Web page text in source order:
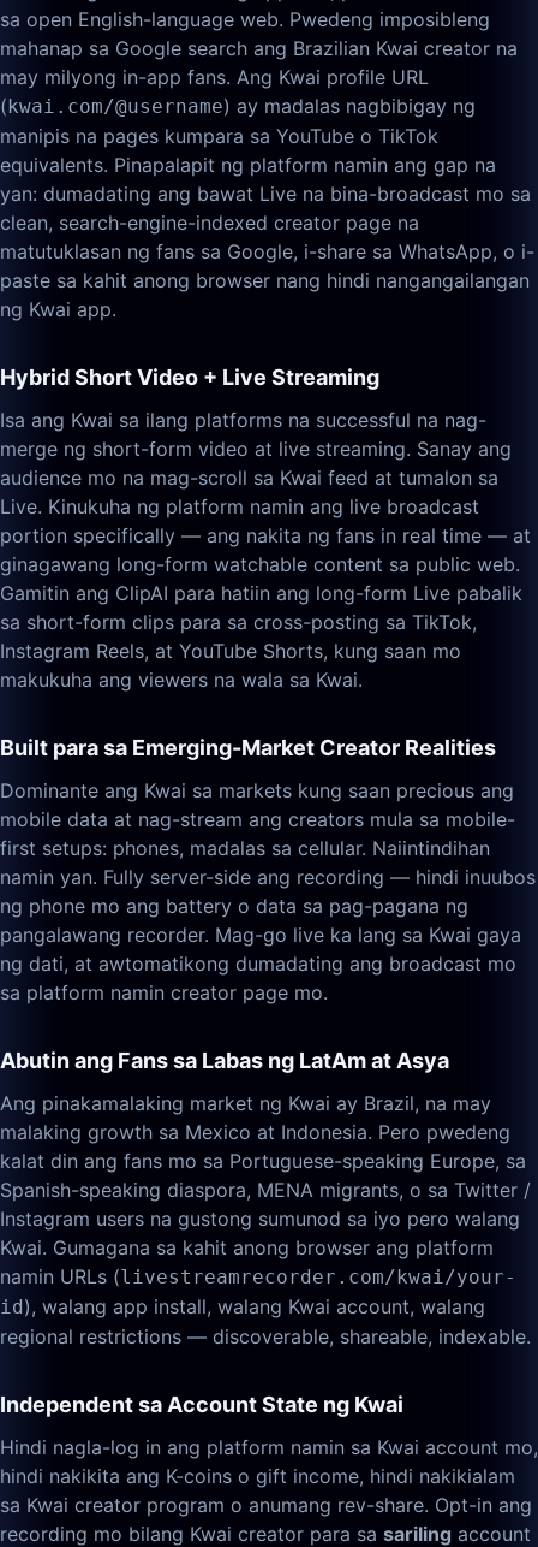
sa open English-language web. Pwedeng imposibleng
mahanap sa Google search ang Brazilian Kwai creator na
may milyong in-app fans. Ang Kwai profile URL
(kwai.com/@username) ay madalas nagbibigay ng
manipis na pages kumpara sa YouTube o TikTok
equivalents. Pinapalapit ng platform namin ang gap na
yan: dumadating ang bawat Live na bina-broadcast mo sa
clean, search-engine-indexed creator page na
matutuklasan ng fans sa Google, i-share sa WhatsApp, o i-
paste sa kahit anong browser nang hindi nangangailangan
ng Kwai app.
Hybrid Short Video + Live Streaming
Isa ang Kwai sa ilang platforms na successful na nag-
merge ng short-form video at live streaming. Sanay ang
audience mo na mag-scroll sa Kwai feed at tumalon sa
Live. Kinukuha ng platform namin ang live broadcast
portion specifically — ang nakita ng fans in real time — at
ginagawang long-form watchable content sa public web.
Gamitin ang ClipAI para hatiin ang long-form Live pabalik
sa short-form clips para sa cross-posting sa TikTok,
Instagram Reels, at YouTube Shorts, kung saan mo
makukuha ang viewers na wala sa Kwai.
Built para sa Emerging-Market Creator Realities
Dominante ang Kwai sa markets kung saan precious ang
mobile data at nag-stream ang creators mula sa mobile-
first setups: phones, madalas sa cellular. Naiintindihan
namin yan. Fully server-side ang recording — hindi inuubos
ng phone mo ang battery o data sa pag-pagana ng
pangalawang recorder. Mag-go live ka lang sa Kwai gaya
ng dati, at awtomatikong dumadating ang broadcast mo
sa platform namin creator page mo.
Abutin ang Fans sa Labas ng LatAm at Asya
Ang pinakamalaking market ng Kwai ay Brazil, na may
malaking growth sa Mexico at Indonesia. Pero pwedeng
kalat din ang fans mo sa Portuguese-speaking Europe, sa
Spanish-speaking diaspora, MENA migrants, o sa Twitter /
Instagram users na gustong sumunod sa iyo pero walang
Kwai. Gumagana sa kahit anong browser ang platform
namin URLs (livestreamrecorder.com/kwai/your-
id), walang app install, walang Kwai account, walang
regional restrictions — discoverable, shareable, indexable.
Independent sa Account State ng Kwai
Hindi nagla-log in ang platform namin sa Kwai account mo,
hindi nakikita ang K-coins o gift income, hindi nakikialam
sa Kwai creator program o anumang rev-share. Opt-in ang
recording mo bilang Kwai creator para sa sariling account